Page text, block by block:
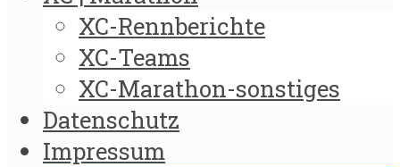
XC-Rennberichte
XC-Teams
XC-Marathon-sonstiges
Datenschutz
Impressum